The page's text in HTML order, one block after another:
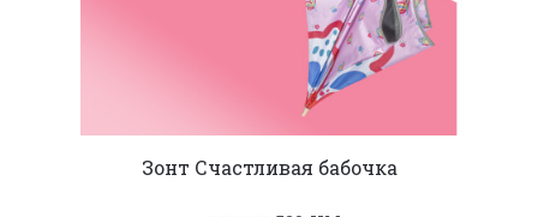
Зонт Счастливая бабочка